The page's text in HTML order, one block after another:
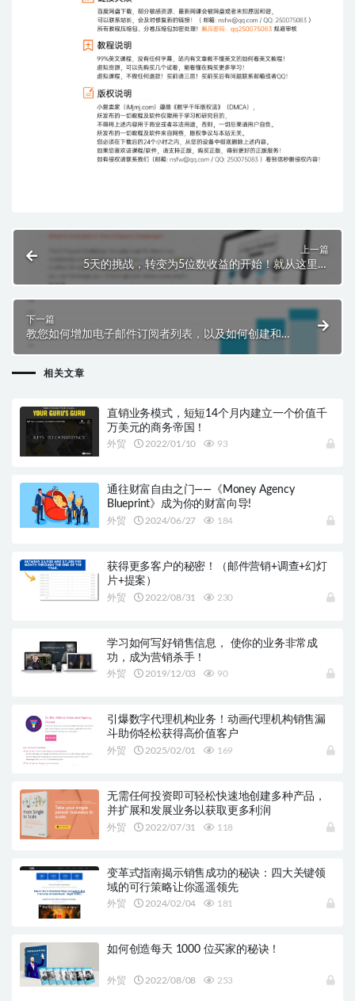
上一篇
5天的挑战，转变为5位数收益的开始！就从这里开
下一篇
教您如何增加电子邮件订阅者列表，以及如何创建和销
相关文章
直销业务模式，短短14个月内建立一个价值千
万美元的商务帝国！
外贸 2022/01/10 93
通往财富自由之门——《Money Agency
Blueprint》成为你的财富向导!
外贸 2024/06/27 184
获得更多客户的秘密！（邮件营销+调查+幻灯
片+提案）
外贸 2022/08/31 230
学习如何写好销售信息， 使你的业务非常成
功，成为营销杀手！
外贸 2019/12/03 90
引爆数字代理机构业务！动画代理机构销售漏
斗助你轻松获得高价值客户
外贸 2025/02/01 169
无需任何投资即可轻松快速地创建多种产品，
并扩展和发展业务以获取更多利润
外贸 2022/07/31 118
变革式指南揭示销售成功的秘诀：四大关键领
域的可行策略让你遥遥领先
外贸 2024/02/04 181
如何创造每天 1000 位买家的秘诀！
外贸 2022/08/08 253